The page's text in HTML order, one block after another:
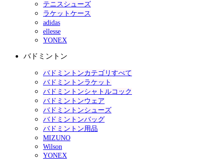
テニスシューズ
ラケットケース
adidas
ellesse
YONEX
バドミントン
バドミントンカテゴリすべて
バドミントンラケット
バドミントンシャトルコック
バドミントンウェア
バドミントンシューズ
バドミントンバッグ
バドミントン用品
MIZUNO
Wilson
YONEX